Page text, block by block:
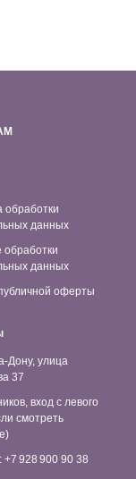
обработки
данных
обработки
данных
оферты
Дону, улица
37
вход с левого
смотреть
928 900 90 38